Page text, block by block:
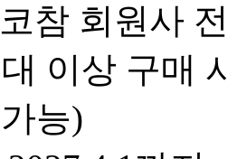
참 회원사
구매 시 별
능)